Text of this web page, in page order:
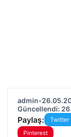
admin•
Güncellendi:
Paylaş: Twitter
Pinterest